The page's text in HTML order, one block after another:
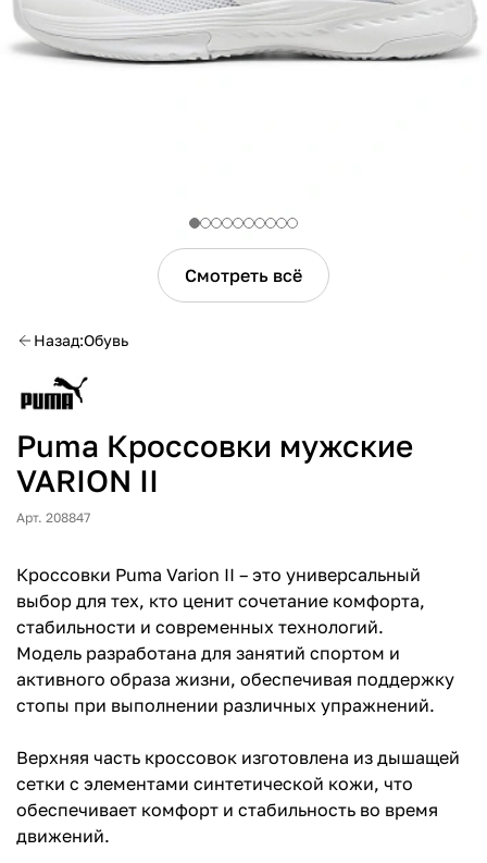
Смотреть всё
Назад Обувь
Puma Кроссовки мужские
VARION II
Арт. 208847
Кроссовки Puma Varion II – это универсальный
выбор для тех, кто ценит сочетание комфорта,
стабильности и современных технологий.
Модель разработана для занятий спортом и
активного образа жизни, обеспечивая поддержку
стопы при выполнении различных упражнений.
Верхняя часть кроссовок изготовлена из дышащей
сетки с элементами синтетической кожи, что
обеспечивает комфорт и стабильность во время
движений.